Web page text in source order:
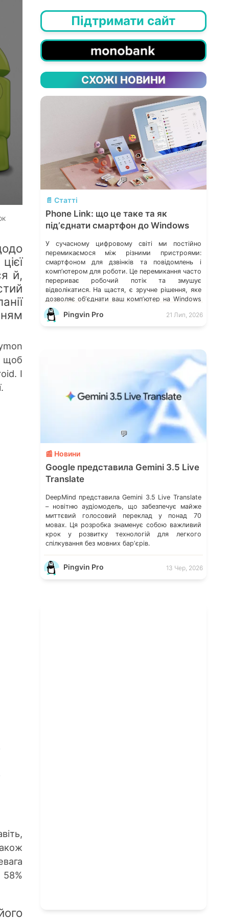
й,
щоб
І
58%
Підтримати сайт
СХОЖІ НОВИНИ
💬
📄 Статті
Phone Link: що це таке та як
підʼєднати смартфон до Windows
У сучасному цифровому світі ми постійно
перемикаємося між різними пристроями:
смартфоном для дзвінків та повідомлень і
компʼютером для роботи. Це перемикання часто
перериває робочий потік та змушує
відволікатися. На щастя, є зручне рішення, яке
дозволяє обʼєднати ваш компʼютер на Windows
із мобільним пристроєм, чи то Android, чи iOS.
Йдеться про застосунок Звʼязок зі смартфоном
Pingvin Pro 21 Лип, 2026
💬
📰 Новини
Google представила Gemini 3.5 Live
Translate
DeepMind представила Gemini 3.5 Live Translate
– новітню аудіомодель, що забезпечує майже
миттєвий голосовий переклад у понад 70
мовах. Ця розробка знаменує собою важливий
крок у розвитку технологій для легкого
спілкування без мовних барʼєрів.
Pingvin Pro 13 Чер, 2026